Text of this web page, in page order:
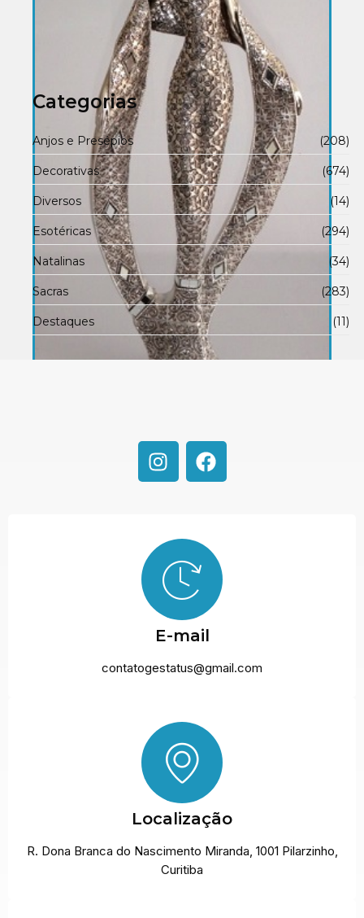
D788-Dama 47 cm
Categorias
Anjos e Presépios (208)
Decorativas (674)
Diversos (14)
Esotéricas (294)
Natalinas (34)
Sacras (283)
Destaques (11)
E-mail
contatogestatus@gmail.com
Localização
R. Dona Branca do Nascimento Miranda, 1001 Pilarzinho,
Curitiba